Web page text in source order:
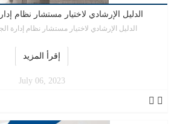
الدليل الإرشادي لاختيار مستشار نظام
الدليل الإرشادي لاختيار مستشار نظام إدارة
إقرأ المزيد
July 06, 2023